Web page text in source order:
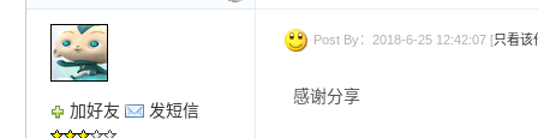
加好友 发短信
Post By：2018-6-25 12:42:07 [只看该
感谢分享